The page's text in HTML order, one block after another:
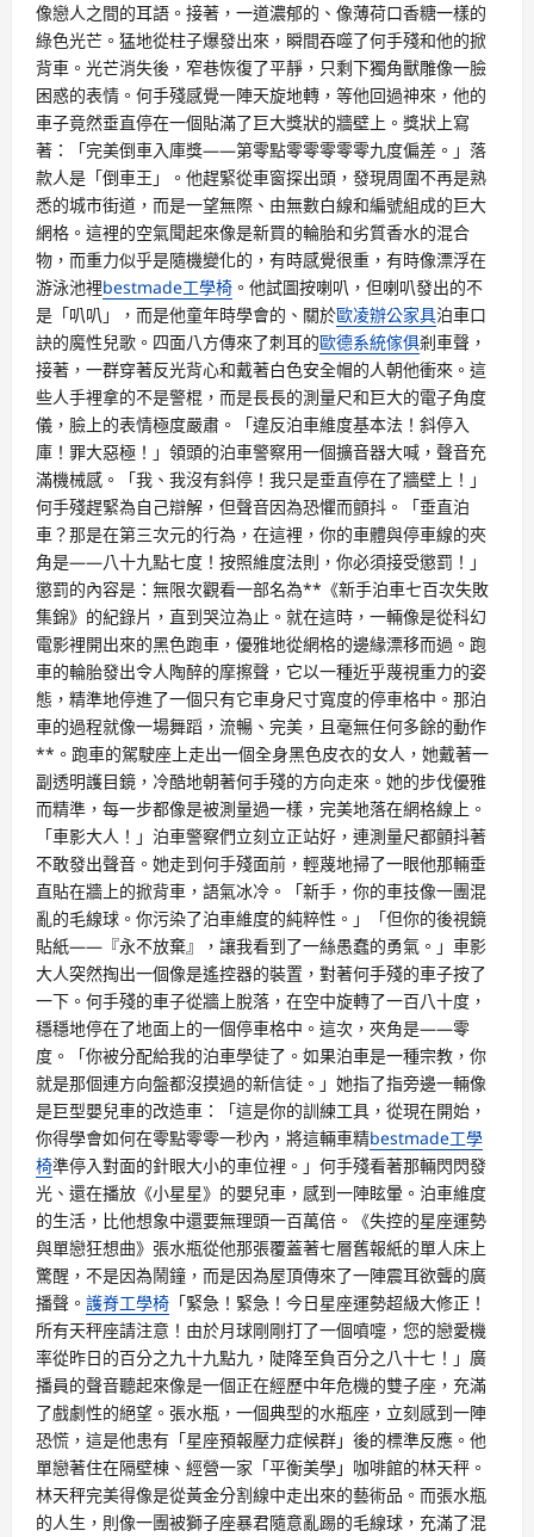
像戀人之間的耳語。接著，一道濃郁的、像薄荷口香糖一樣的
綠色光芒。猛地從柱子爆發出來，瞬間吞噬了何手殘和他的掀
背車。光芒消失後，窄巷恢復了平靜，只剩下獨角獸雕像一臉
困惑的表情。何手殘感覺一陣天旋地轉，等他回過神來，他的
車子竟然垂直停在一個貼滿了巨大獎狀的牆壁上。獎狀上寫
著：「完美倒車入庫獎——第零點零零零零零九度偏差。」落
款人是「倒車王」。他趕緊從車窗探出頭，發現周圍不再是熟
悉的城市街道，而是一望無際、由無數白線和編號組成的巨大
網格。這裡的空氣聞起來像是新買的輪胎和劣質香水的混合
物，而重力似乎是隨機變化的，有時感覺很重，有時像漂浮在
游泳池裡bestmade工學椅 。他試圖按喇叭，但喇叭發出的不
是「叭叭」，而是他童年時學會的、關於歐凌辦公家具泊車口
訣的魔性兒歌。四面八方傳來了刺耳的歐德系統傢俱剎車聲，
接著，一群穿著反光背心和戴著白色安全帽的人朝他衝來。這
些人手裡拿的不是警棍，而是長長的測量尺和巨大的電子角度
儀，臉上的表情極度嚴肅。「違反泊車維度基本法！斜停入
庫！罪大惡極！」領頭的泊車警察用一個擴音器大喊，聲音充
滿機械感。「我、我沒有斜停！我只是垂直停在了牆壁上！」
何手殘趕緊為自己辯解，但聲音因為恐懼而顫抖。「垂直泊
車？那是在第三次元的行為，在這裡，你的車體與停車線的夾
角是——八十九點七度！按照維度法則，你必須接受懲罰！」
懲罰的內容是：無限次觀看一部名為**《新手泊車七百次失敗
集錦》的紀錄片，直到哭泣為止。就在這時，一輛像是從科幻
電影裡開出來的黑色跑車，優雅地從網格的邊緣漂移而過。跑
車的輪胎發出令人陶醉的摩擦聲，它以一種近乎蔑視重力的姿
態，精準地停進了一個只有它車身尺寸寬度的停車格中。那泊
車的過程就像一場舞蹈，流暢、完美，且毫無任何多餘的動作
**。跑車的駕駛座上走出一個全身黑色皮衣的女人，她戴著一
副透明護目鏡，冷酷地朝著何手殘的方向走來。她的步伐優雅
而精準，每一步都像是被測量過一樣，完美地落在網格線上。
「車影大人！」泊車警察們立刻立正站好，連測量尺都顫抖著
不敢發出聲音。她走到何手殘面前，輕蔑地掃了一眼他那輛垂
直貼在牆上的掀背車，語氣冰冷。「新手，你的車技像一團混
亂的毛線球。你污染了泊車維度的純粹性。」「但你的後視鏡
貼紙——『永不放棄』，讓我看到了一絲愚蠢的勇氣。」車影
大人突然掏出一個像是遙控器的裝置，對著何手殘的車子按了
一下。何手殘的車子從牆上脫落，在空中旋轉了一百八十度，
穩穩地停在了地面上的一個停車格中。這次，夾角是——零
度。「你被分配給我的泊車學徒了。如果泊車是一種宗教，你
就是那個連方向盤都沒摸過的新信徒。」她指了指旁邊一輛像
是巨型嬰兒車的改造車：「這是你的訓練工具，從現在開始，
你得學會如何在零點零零一秒內，將這輛車精bestmade工學
椅準停入對面的針眼大小的車位裡。」何手殘看著那輛閃閃發
光、還在播放《小星星》的嬰兒車，感到一陣眩暈。泊車維度
的生活，比他想象中還要無理頭一百萬倍。《失控的星座運勢
與單戀狂想曲》張水瓶從他那張覆蓋著七層舊報紙的單人床上
驚醒，不是因為鬧鐘，而是因為屋頂傳來了一陣震耳欲聾的廣
播聲。 護脊工學椅 「緊急！緊急！今日星座運勢超級大修正！
所有天秤座請注意！由於月球剛剛打了一個噴嚏，您的戀愛機
率從昨日的百分之九十九點九，陡降至負百分之八十七！」廣
播員的聲音聽起來像是一個正在經歷中年危機的雙子座，充滿
了戲劇性的絕望。張水瓶，一個典型的水瓶座，立刻感到一陣
恐慌，這是他患有「星座預報壓力症候群」後的標準反應。他
單戀著住在隔壁棟、經營一家「平衡美學」咖啡館的林天秤。
林天秤完美得像是從黃金分割線中走出來的藝術品。而張水瓶
的人生，則像一團被獅子座暴君隨意亂踢的毛線球，充滿了混